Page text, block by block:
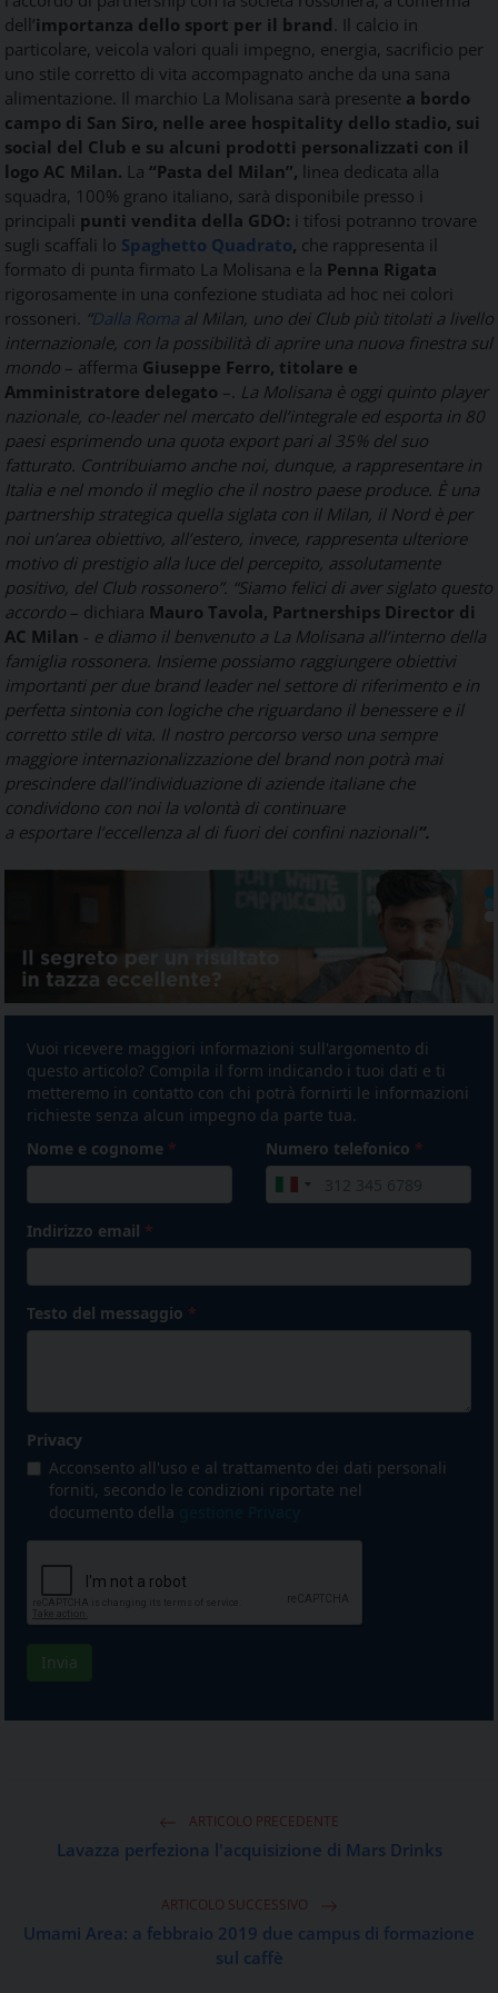
Service
e
tutte
le
novità
del
comparto
Horeca.
dell’importanza dello sport per il brand . Il calcio in
particolare, veicola valori quali impegno, energia, sacrificio per
uno stile corretto di vita accompagnato anche da una sana
alimentazione. Il marchio La Molisana sarà presente a bordo
campo di San Siro, nelle aree hospitality dello stadio, sui
social del Club e su alcuni prodotti personalizzati con il
logo AC Milan. La “Pasta del Milan”, linea dedicata alla
squadra, 100% grano italiano, sarà disponibile presso i
principali punti vendita della GDO: i tifosi potranno trovare
sugli scaffali lo Spaghetto Quadrato, che rappresenta il
formato di punta firmato La Molisana e la Penna Rigata
rigorosamente in una confezione studiata ad hoc nei colori
rossoneri. “Dalla Roma al Milan, uno dei Club più titolati a livello
internazionale, con la possibilità di aprire una nuova finestra sul
mondo – afferma Giuseppe Ferro, titolare e
Amministratore delegato –. La Molisana è oggi quinto player
nazionale, co-leader nel mercato dell’integrale ed esporta in 80
paesi esprimendo una quota export pari al 35% del suo
fatturato. Contribuiamo anche noi, dunque, a rappresentare in
Italia e nel mondo il meglio che il nostro paese produce. È una
partnership strategica quella siglata con il Milan, il Nord è per
noi un’area obiettivo, all’estero, invece, rappresenta ulteriore
motivo di prestigio alla luce del percepito, assolutamente
positivo, del Club rossonero”. “Siamo felici di aver siglato questo
accordo – dichiara Mauro Tavola, Partnerships Director di
AC Milan - e diamo il benvenuto a La Molisana all’interno della
famiglia rossonera. Insieme possiamo raggiungere obiettivi
importanti per due brand leader nel settore di riferimento e in
perfetta sintonia con logiche che riguardano il benessere e il
corretto stile di vita. Il nostro percorso verso una sempre
maggiore internazionalizzazione del brand non potrà mai
prescindere dall’individuazione di aziende italiane che
condividono con noi la volontà di continuare
a esportare l’eccellenza al di fuori dei confini nazionali”.
ARTICOLO PRECEDENTE
Lavazza perfeziona l'acquisizione di Mars Drinks
ARTICOLO SUCCESSIVO
Umami Area: a febbraio 2019 due campus di formazione
sul caffè